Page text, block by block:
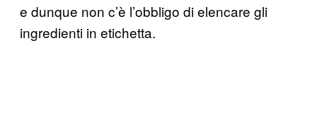
e dunque non c’è l’obbligo di elencare gli
ingredienti in etichetta.